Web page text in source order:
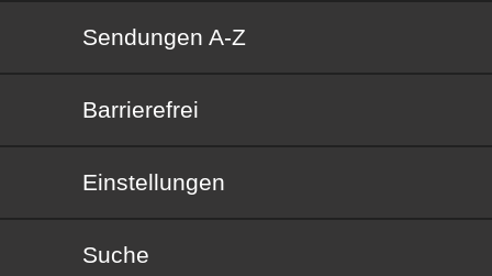
Sendungen von A bis Z
Sendungen A-Z
Barrierefrei
Barrierefrei
Einstellungen
Suche